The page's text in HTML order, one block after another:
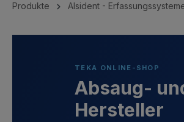
Produkte Alsident -
TEKA ONLINE-SHOP
Absaug-
Hersteller